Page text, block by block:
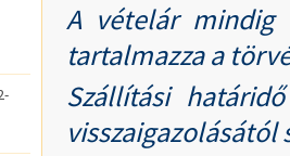
A vételár
tartalmazza a
Szállítási